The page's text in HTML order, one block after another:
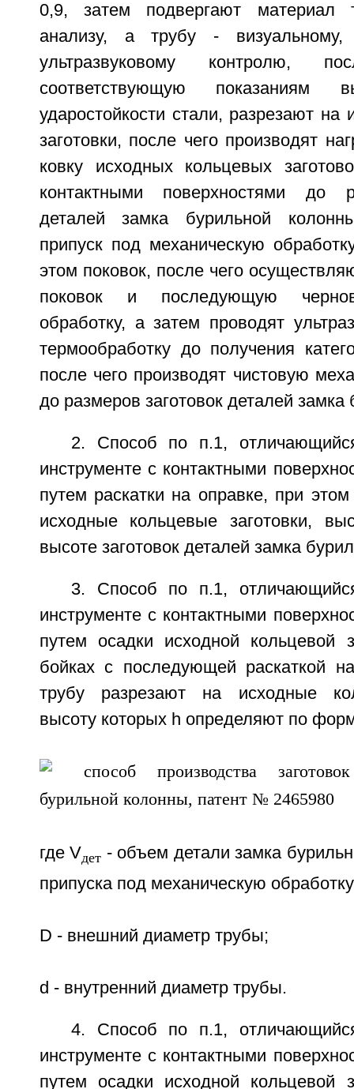
0,9, затем подвергают материал
анализу, а трубу - визуальному,
ультразвуковому контролю,
соответствующую показаниям
ударостойкости стали, разрезают
заготовки, после чего производят
ковку исходных кольцевых
контактными поверхностями до
деталей замка бурильной
припуск под механическую
этом поковок, после чего
поковок и последующую
обработку, а затем проводят
термообработку до получения
после чего производят чистовую
до размеров заготовок деталей
2. Способ по п.1,
инструменте с контактными
путем раскатки на оправке, при
исходные кольцевые заготовки,
высоте заготовок деталей замка
3. Способ по п.1,
инструменте с контактными
путем осадки исходной кольцевой
бойках с последующей раскаткой
трубу разрезают на исходные
высоту которых h определяют по
где Vдет - объем детали замка
припуска под механическую
D - внешний диаметр трубы;
d - внутренний диаметр трубы.
4. Способ по п.1,
инструменте с контактными
путем осадки исходной кольцевой